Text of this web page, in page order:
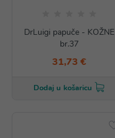
DrLuigi papuče - KOŽNE
br.37
31,73 €
Dodaj u košaricu